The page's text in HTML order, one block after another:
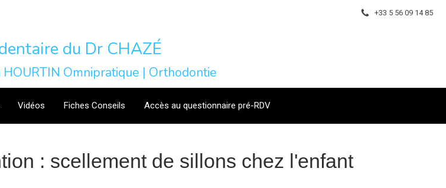
+33 5 56 09 14 85
Vidéos Fiches Conseils Accès au questionnaire pré-RDV
du Dr CHAZÉ
Omnipratique | Orthodontie
: scellement de sillons chez l'enfant